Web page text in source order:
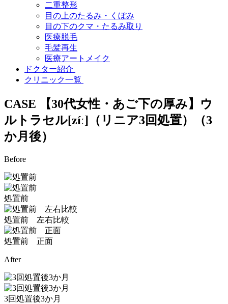
二重整形
目の上のたるみ・くぼみ
目の下のクマ・たるみ取り
医療脱毛
毛髪再生
医療アートメイク
ドクター紹介
クリニック一覧
CASE
【30代女性・あご下の厚み】ウ
ルトラセル[zíː]（リニア3回処置）（3
か月後）
Before
処置前
処置前 左右比較
処置前 正面
After
3回処置後3か月